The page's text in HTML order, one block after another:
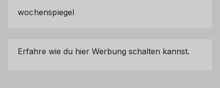
wochenspiegel
Erfahre wie du hier Werbung schalten kannst.